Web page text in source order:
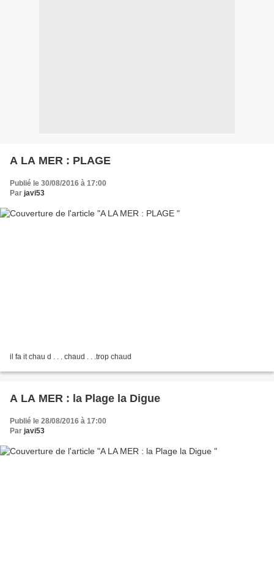
A LA MER : PLAGE
Publié le 30/08/2016 à 17:00
Par javi53
il fa it chau d . . . chaud . . .trop chaud
A LA MER : la Plage la Digue
Publié le 28/08/2016 à 17:00
Par javi53